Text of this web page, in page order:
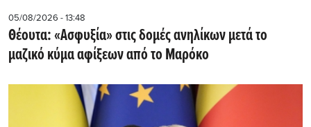
05/08/2026 - 13:48
Θέουτα: «Ασφυξία» στις δομές ανηλίκων μετά το
μαζικό κύμα αφίξεων από το Μαρόκο